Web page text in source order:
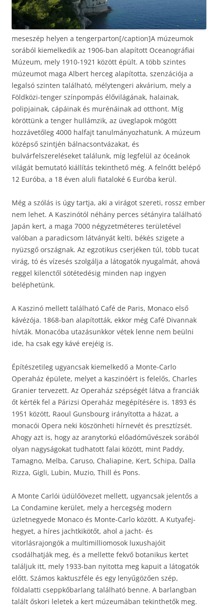
meseszép helyen a tengerparton[/caption]A múzeumok
sorából kiemelkedik az 1906-ban alapított Oceanográfiai
Múzeum, mely 1910-1921 között épült. A több szintes
múzeumot maga Albert herceg alapította, szenzációja a
legalsó szinten található, mélytengeri akvárium, mely a
Földközi-tenger színpompás élővilágának, halainak,
polipjainak, cápáinak és murénáinak ad otthont. Míg
köröttünk a tenger hullámzik, az üveglapok mögött
hozzávetőleg 4000 halfajt tanulmányozhatunk. A múzeum
középső szintjén bálnacsontvázakat, és
bulvárfelszereléseket találunk, míg legfelül az óceánok
világát bemutató kiállítás tekinthető még. A felnőtt belépő
12 Euróba, a 18 éven aluli fiataloké 6 Euróba kerül.
Még a szólás is úgy tartja, aki a virágot szereti, rossz ember
nem lehet. A Kaszinótól néhány perces sétányira található
Japán kert, a maga 7000 négyzetméteres területével
valóban a paradicsom látványát kelti, békés szigete a
nyüzsgő országnak. Az egzotikus cserjéken túl, több tucat
virág, tó és vízesés szolgálja a látogatók nyugalmát, ahová
reggel kilenctől sötétedésig minden nap ingyen
beléphetünk.
A Kaszinó mellett található Café de Paris, Monaco első
kávézója. 1868-ban alapították, ekkor még Café Divannak
hívták. Monacóba utazásunkkor vétek lenne nem beülni
ide, ha csak egy kávé erejéig is.
Építészetileg ugyancsak kiemelkedő a Monte-Carlo
Operaház épülete, melyet a kaszinóért is felelős, Charles
Granier tervezett. Az Operaház szépségét látva a franciák
őt kérték fel a Párizsi Operaház megépítésére is. 1893 és
1951 között, Raoul Gunsbourg irányította a házat, a
monacói Opera neki köszönheti hírnevét és presztízsét.
Ahogy azt is, hogy az aranytorkú előadóművészek sorából
olyan nagyságokat tudhatott falai között, mint Paddy,
Tamagno, Melba, Caruso, Chaliapine, Kert, Schipa, Dalla
Rizza, Gigli, Lubin, Muzio, Thill és Pons.
A Monte Carlói üdülőövezet mellett, ugyancsak jelentős a
La Condamine kerület, mely a hercegség modern
üzletnegyede Monaco és Monte-Carlo között. A Kutyafej-
hegyet, a híres jachtkikötőt, ahol a jacht- és
vitorlásrajongók a multimilliomosok luxushajóit
csodálhatják meg, és a mellette fekvő botanikus kertet
találjuk itt, mely 1933-ban nyitotta meg kapuit a látogatók
előtt. Számos kaktuszféle és egy lenyűgözően szép,
földalatti cseppkőbarlang található benne. A barlangban
talált őskori leletek a kert múzeumában tekinthetők meg.